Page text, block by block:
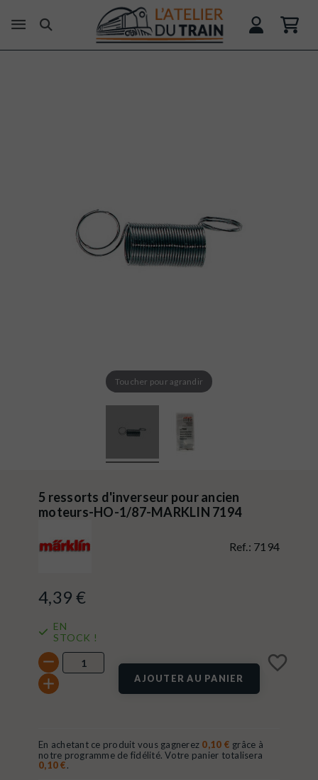
Toucher pour agrandir
5 ressorts d'inverseur pour ancien
moteurs-HO-1/87-MARKLIN 7194
Ref.: 7194
4,39 €
EN
STOCK !
AJOUTER AU PANIER
favorite_border
En achetant ce produit vous gagnerez 0,10 € grâce à
notre programme de fidélité. Votre panier totalisera
0,10 €.